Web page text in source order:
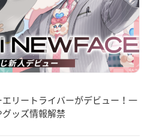
エリートライバーがデビュー！一
ッズ情報解禁